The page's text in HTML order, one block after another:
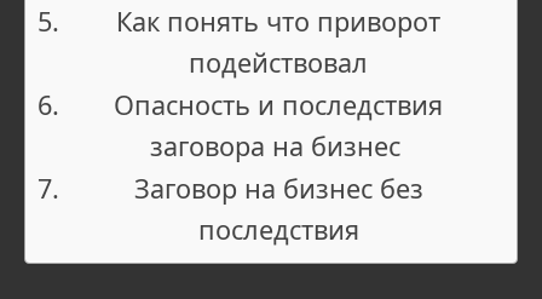
Как понять что приворот
подействовал
Опасность и последствия
заговора на бизнес
Заговор на бизнес без
последствия